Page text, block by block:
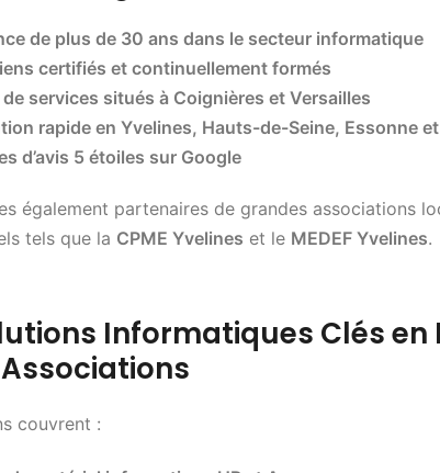
de plus de 30 ans dans le secteur informatique
certifiés et continuellement formés
services situés à Coignières et Versailles
rapide en Yvelines, Hauts-de-Seine, Essonne
d’avis 5 étoiles sur Google
également partenaires de grandes associations
tels que la CPME Yvelines et le MEDEF Yvelines.
Informatiques Clés en
Associations
couvrent :